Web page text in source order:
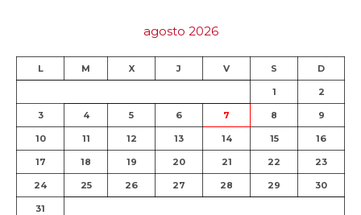
agosto 2026
L M X J V S D
1 2
3 4 5 6 7 8 9
10 11 12 13 14 15 16
17 18 19 20 21 22 23
24 25 26 27 28 29 30
31